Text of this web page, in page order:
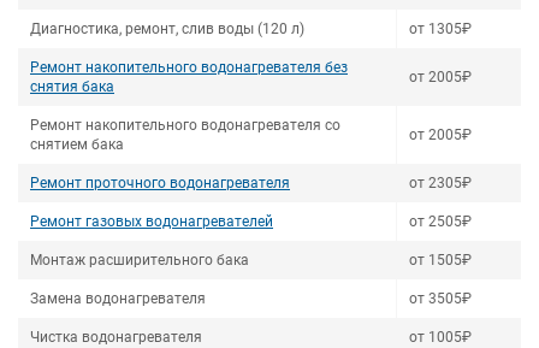
Диагностика, ремонт, слив воды (120 л) от 1305₽
Ремонт накопительного водонагревателя без
снятия бака
от 2005₽
Ремонт накопительного водонагревателя со
снятием бака
от 2005₽
Ремонт проточного водонагревателя от 2305₽
Ремонт газовых водонагревателей от 2505₽
Монтаж расширительного бака от 1505₽
Замена водонагревателя от 3505₽
Чистка водонагревателя от 1005₽